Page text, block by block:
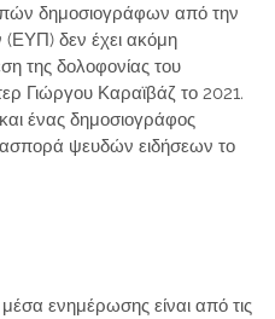
δημοσιογράφων από την
δεν έχει ακόμη
της δολοφονίας του
Γιώργου Καραϊβάζ το 2021.
ένας δημοσιογράφος
ψευδών ειδήσεων το
ενημέρωσης είναι από τις